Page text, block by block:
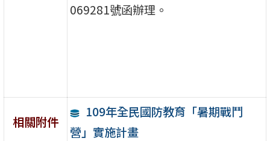
069281號函辦理。
相關附件
109年全民國防教育「暑期戰鬥
營」實施計畫